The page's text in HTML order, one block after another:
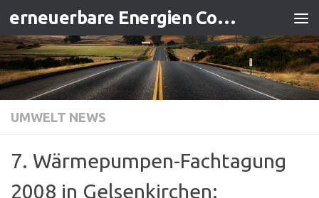
Zum Inhalt springen erneuerbare Energien Contracting
UMWELT NEWS
7. Wärmepumpen-Fachtagung
2008 in Gelsenkirchen: